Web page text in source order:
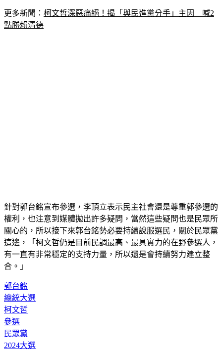
更多新聞： 柯文哲深惡痛絕！揭「與民進黨分手」主因　喊2
點勝賴清德
針對郭台銘宣布參選，李頂立表示民主社會還是尊重郭參選的
權利，也注意到媒體拋出許多疑問，當然這些疑問也是民眾所
關心的，所以接下來郭台銘勢必要持續說服選民，關於民眾黨
這邊，「柯文哲仍是目前民調最高、最具實力的在野參選人，
有一直有非常穩定的支持力量，所以還是會持續努力建立整
合。」
郭台銘
總統大選
柯文哲
參選
民眾黨
2024大選